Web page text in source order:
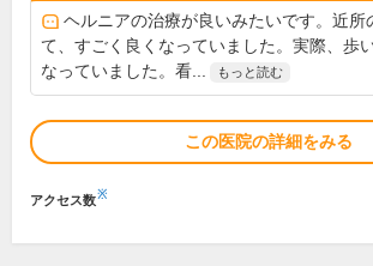
ヘルニアの治療が良いみたいです。近所
て、すごく良くなっていました。実際、歩
なっていました。看...
もっと読む
この医院の詳細をみる
アクセス数※